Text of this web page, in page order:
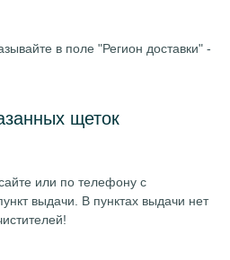
в поле "Регион доставки" -
щеток
или по телефону с
выдачи. В пунктах выдачи нет